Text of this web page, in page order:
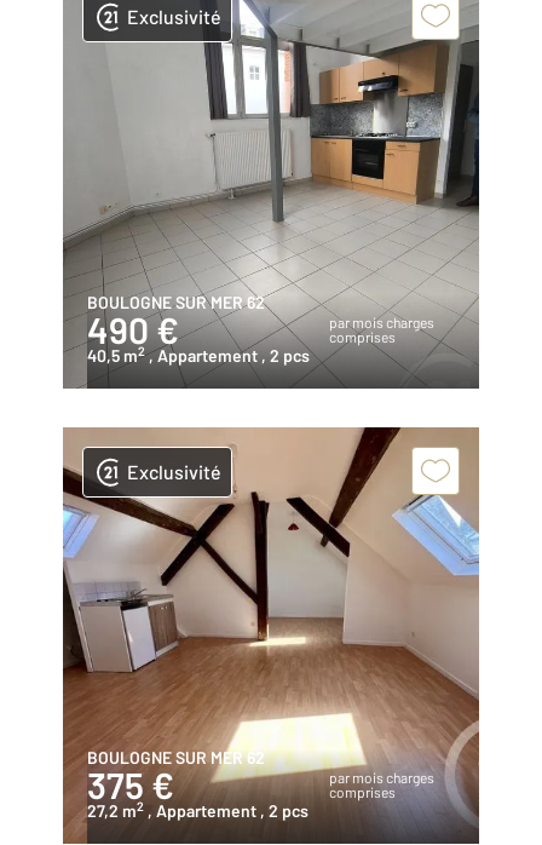
Exclusivité
BOULOGNE SUR MER 62
490 €
par mois charges
comprises
40,5 m2 , Appartement , 2 pcs
Exclusivité
BOULOGNE SUR MER 62
375 €
par mois charges
comprises
27,2 m2 , Appartement , 2 pcs